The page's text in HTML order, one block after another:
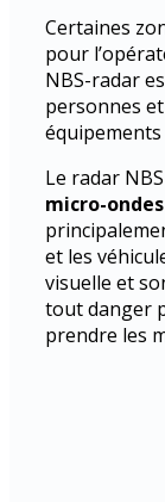
Certaines
pour
NBS-radar
personnes
Le radar
micro-
et les
visuelle et
tout danger
prendre les